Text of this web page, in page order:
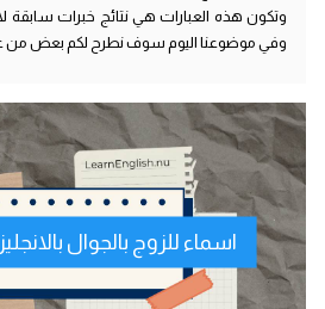
وتكون هذه العبارات هي نتائج خبرات سابقة
وفي موضوعنا اليوم سوف نطرح لكم بعض من
اسماء للزوج بالجوال